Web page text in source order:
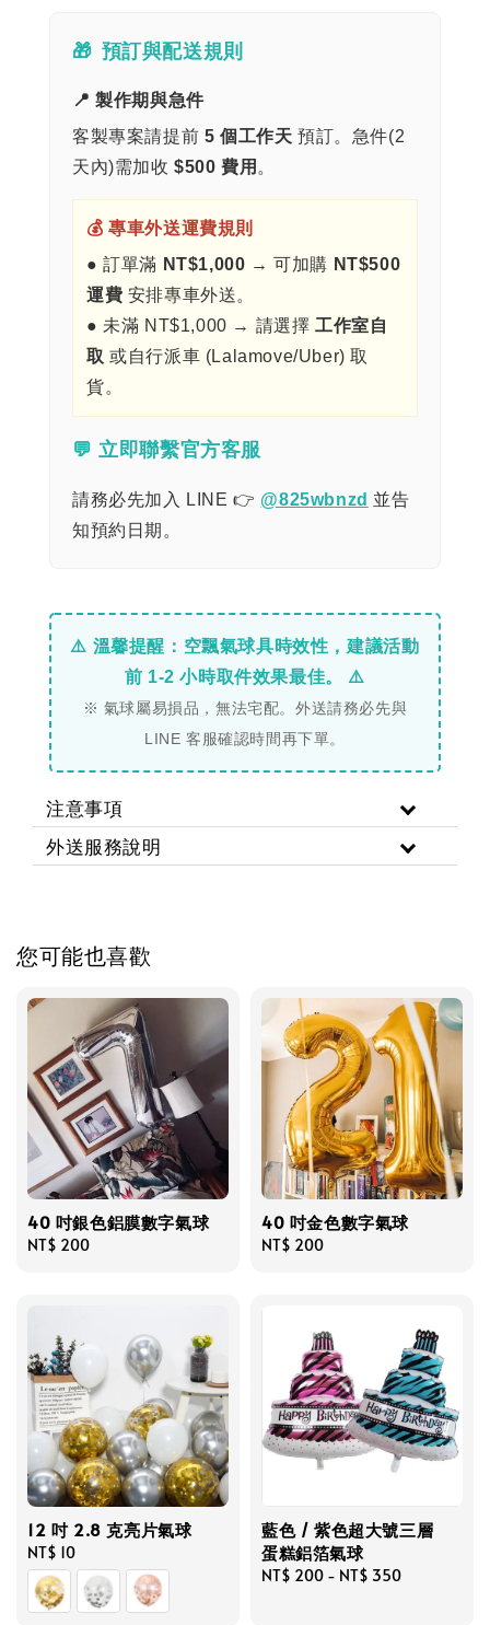
🎁 預訂與配送規則
📍 製作期與急件
客製專案請提前 5 個工作天 預訂。急件(2
天內)需加收$500 費用 。
💰 專車外送運費規則
● 訂單滿 NT$1,000 → 可加購 NT$500
運費 安排專車外送。
● 未滿 NT$1,000 → 請選擇工作室自
取 或自行派車 (Lalamove/Uber) 取
貨。
💬 立即聯繫官方客服
請務必先加入 LINE 👉 @825wbnzd 並告
知預約日期。
⚠️ 溫馨提醒：空飄氣球具時效性，建議活動
前 1-2 小時取件效果最佳。 ⚠️
※ 氣球屬易損品，無法宅配。外送請務必先與
LINE 客服確認時間再下單。
注意事項
外送服務說明
您可能也喜歡
40 吋銀色鋁膜數字氣球
Regular
NT$ 200
40 吋金色數字氣球
Regular
NT$ 200
12 吋 2.8 克亮片氣球
Regular
price
NT$ 10
藍色 / 紫色超大號三層
蛋糕鋁箔氣球
Regular
NT$ 200 - NT$ 350